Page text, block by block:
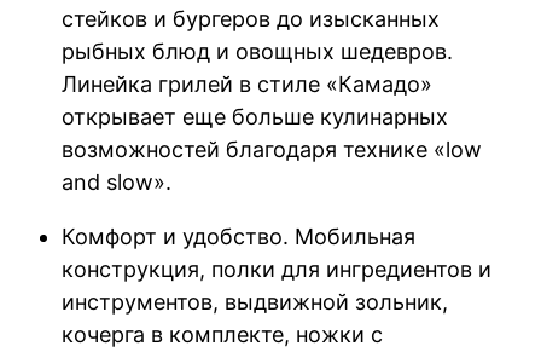
стейков и бургеров до изысканных
рыбных блюд и овощных шедевров.
Линейка грилей в стиле «Камадо»
открывает еще больше кулинарных
возможностей благодаря технике «low
and slow».
Комфорт и удобство. Мобильная
конструкция, полки для ингредиентов и
инструментов, выдвижной зольник,
кочерга в комплекте, ножки с